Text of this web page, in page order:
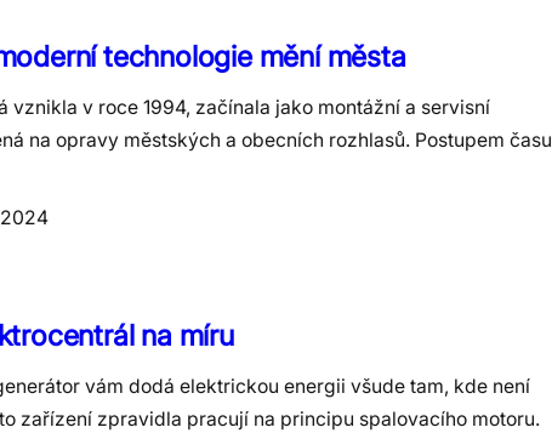
technologie mění města
vznikla v roce 1994, začínala jako montážní a servisní
na opravy městských a obecních rozhlasů. Postupem času
na míru
vám dodá elektrickou energii všude tam, kde není
zařízení zpravidla pracují na principu spalovacího motoru.